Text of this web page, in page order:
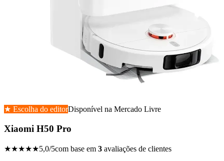
★ Escolha do editorDisponível na Mercado Livre
Xiaomi H50 Pro
★★★★★5,0/5com base em 3 avaliações de clientes